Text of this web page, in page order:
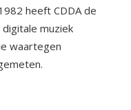
heeft CDDA de
muziek
waartegen